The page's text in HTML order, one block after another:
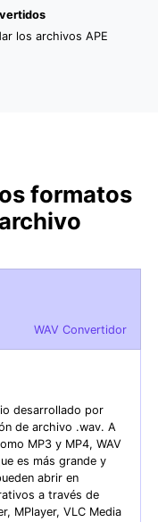
los archivos APE
formatos
WAV Convertidor
desarrollado por
de archivo .wav. A
MP3 y MP4, WAV
es más grande y
abrir en
a través de
MPlayer, VLC Media